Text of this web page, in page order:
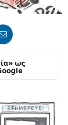
ως